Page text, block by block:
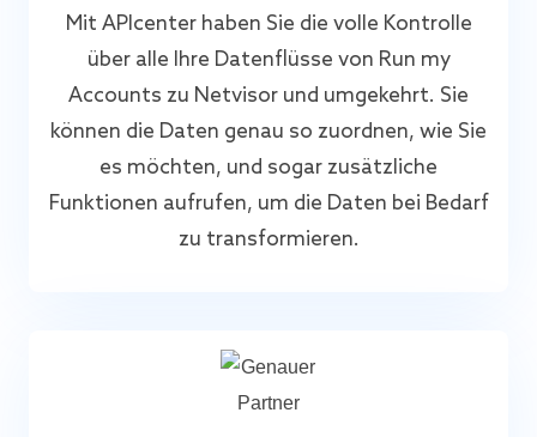
Mit APIcenter haben Sie die volle Kontrolle
über alle Ihre Datenflüsse von Run my
Accounts zu Netvisor und umgekehrt. Sie
können die Daten genau so zuordnen, wie Sie
es möchten, und sogar zusätzliche
Funktionen aufrufen, um die Daten bei Bedarf
zu transformieren.